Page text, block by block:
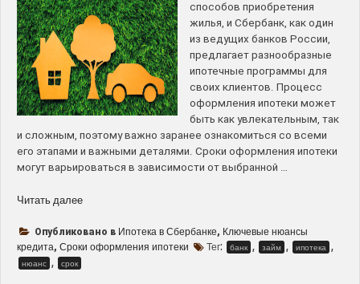
способов приобретения
жилья, и Сбербанк, как один
из ведущих банков России,
предлагает разнообразные
ипотечные программы для
своих клиентов. Процесс
оформления ипотеки может
быть как увлекательным, так
и сложным, поэтому важно заранее ознакомиться со всеми
его этапами и важными деталями. Сроки оформления ипотеки
могут варьироваться в зависимости от выбранной …
Читать далее“Ипотека
Сбербанке
–
Опубликовано в Ипотека в Сбербанке, Ключевые нюансы
кредита, Сроки оформления ипотеки Тег: банк , займ , ипотека ,
нюанс , срок